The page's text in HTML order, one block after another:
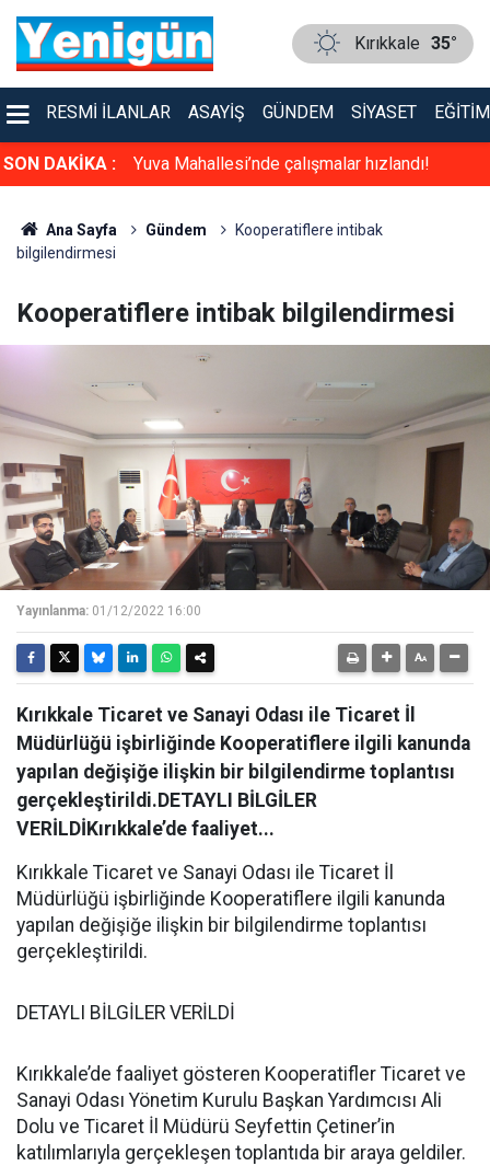
Kırıkkale 35°
RESMI İLANLAR ASAYIŞ GÜNDEM SIYASET EĞITIM
SON DAKİKA :
Aynı sofrayı Yuva Mahallesi’nde çalışmalar hızlandı!
Ana Sayfa Gündem
Kooperatiflere intibak
bilgilendirmesi
Kooperatiflere intibak bilgilendirmesi
Yayınlanma: 01/12/2022 16:00
Kırıkkale Ticaret ve Sanayi Odası ile Ticaret İl
Müdürlüğü işbirliğinde Kooperatiflere ilgili kanunda
yapılan değişiğe ilişkin bir bilgilendirme toplantısı
gerçekleştirildi.DETAYLI BİLGİLER
VERİLDİKırıkkale’de faaliyet...
Kırıkkale Ticaret ve Sanayi Odası ile Ticaret İl
Müdürlüğü işbirliğinde Kooperatiflere ilgili kanunda
yapılan değişiğe ilişkin bir bilgilendirme toplantısı
gerçekleştirildi.
DETAYLI BİLGİLER VERİLDİ
Kırıkkale’de faaliyet gösteren Kooperatifler Ticaret ve
Sanayi Odası Yönetim Kurulu Başkan Yardımcısı Ali
Dolu ve Ticaret İl Müdürü Seyfettin Çetiner’in
katılımlarıyla gerçekleşen toplantıda bir araya geldiler.